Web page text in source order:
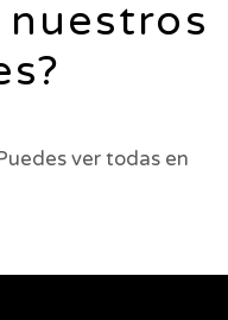
nuestros
ver todas en